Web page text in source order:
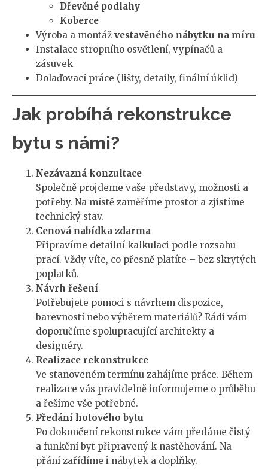
Dřevěné podlahy
Koberce
Výroba a montáž vestavěného nábytku na míru
Instalace stropního osvětlení, vypínačů a
zásuvek
Dolaďovací práce (lišty, detaily, finální úklid)
Jak probíhá rekonstrukce
bytu s námi?
Nezávazná konzultace
Společně projdeme vaše představy, možnosti a
potřeby. Na místě zaměříme prostor a zjistíme
technický stav.
Cenová nabídka zdarma
Připravíme detailní kalkulaci podle rozsahu
prací. Vždy víte, co přesně platíte – bez skrytých
poplatků.
Návrh řešení
Potřebujete pomoci s návrhem dispozice,
barevností nebo výběrem materiálů? Rádi vám
doporučíme spolupracující architekty a
designéry.
Realizace rekonstrukce
Ve stanoveném termínu zahájíme práce. Během
realizace vás pravidelně informujeme o průběhu
a řešíme vše potřebné.
Předání hotového bytu
Po dokončení rekonstrukce vám předáme čistý
a funkční byt připravený k nastěhování. Na
přání zařídíme i nábytek a doplňky.